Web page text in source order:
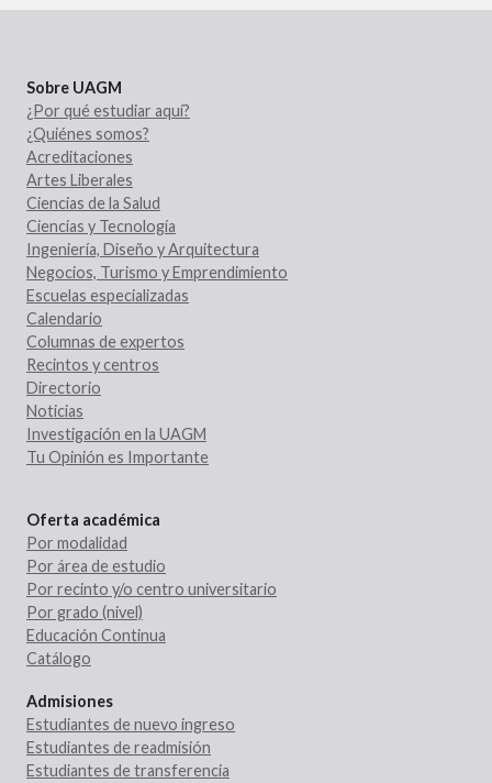
Sobre UAGM
¿Por qué estudiar aquí?
¿Quiénes somos?
Acreditaciones
Artes Liberales
Ciencias de la Salud
Ciencias y Tecnología
Ingeniería, Diseño y Arquitectura
Negocios, Turismo y Emprendimiento
Escuelas especializadas
Calendario
Columnas de expertos
Recintos y centros
Directorio
Noticias
Investigación en la UAGM
Tu Opinión es Importante
Oferta académica
Por modalidad
Por área de estudio
Por recinto y/o centro universitario
Por grado (nivel)
Educación Continua
Catálogo
Admisiones
Estudiantes de nuevo ingreso
Estudiantes de readmisión
Estudiantes de transferencia